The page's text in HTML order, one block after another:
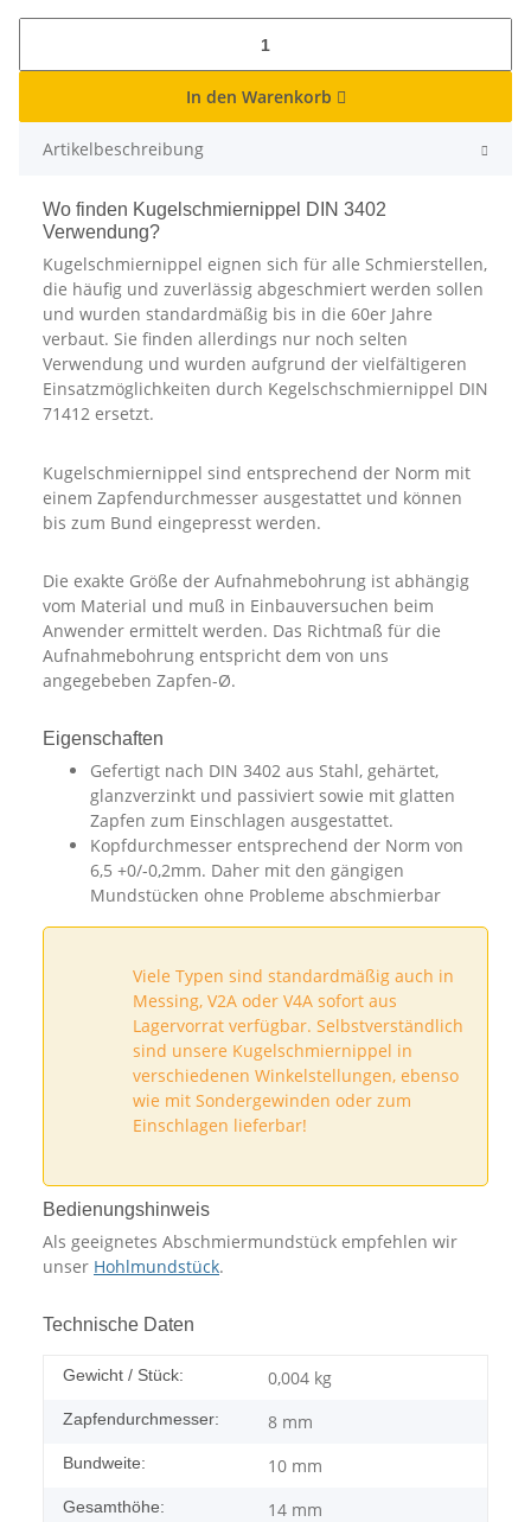
In den Warenkorb
Artikelbeschreibung
Wo finden Kugelschmiernippel DIN 3402
Verwendung?
Kugelschmiernippel eignen sich für alle Schmierstellen,
die häufig und zuverlässig abgeschmiert werden sollen
und wurden standardmäßig bis in die 60er Jahre
verbaut. Sie finden allerdings nur noch selten
Verwendung und wurden aufgrund der vielfältigeren
Einsatzmöglichkeiten durch Kegelschschmiernippel DIN
71412 ersetzt.
Kugelschmiernippel sind entsprechend der Norm mit
einem Zapfendurchmesser ausgestattet und können
bis zum Bund eingepresst werden.
Die exakte Größe der Aufnahmebohrung ist abhängig
vom Material und muß in Einbauversuchen beim
Anwender ermittelt werden. Das Richtmaß für die
Aufnahmebohrung entspricht dem von uns
angegebeben Zapfen-Ø.
Eigenschaften
Gefertigt nach DIN 3402 aus Stahl, gehärtet,
glanzverzinkt und passiviert sowie mit glatten
Zapfen zum Einschlagen ausgestattet.
Kopfdurchmesser entsprechend der Norm von
6,5 +0/-0,2mm. Daher mit den gängigen
Mundstücken ohne Probleme abschmierbar
Viele Typen sind standardmäßig auch in
Messing, V2A oder V4A sofort aus
Lagervorrat verfügbar. Selbstverständlich
sind unsere Kugelschmiernippel in
verschiedenen Winkelstellungen, ebenso
wie mit Sondergewinden oder zum
Einschlagen lieferbar!
Bedienungshinweis
Als geeignetes Abschmiermundstück empfehlen wir
unser Hohlmundstück.
Technische Daten
Gewicht / Stück: 0,004 kg
Zapfendurchmesser: 8 mm
Bundweite: 10 mm
Gesamthöhe: 14 mm